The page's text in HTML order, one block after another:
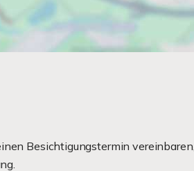
Besichtigungstermin